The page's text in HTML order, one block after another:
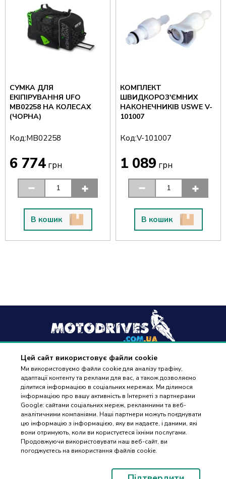
Цей сайт використовує файли cookie
Ми використовуємо файли cookie для аналізу трафіку,
адаптації контенту та реклами для вас, а також дозволяємо
ділитися інформацією в соціальних мережах. Ми ділимося
інформацією про вашу активність в Інтернеті з партнерами
Google: сайтами соціальних мереж, рекламними та веб-
аналітичними компаніями. Наші партнери можуть поєднувати
цю інформацію з інформацією, яку ви надаєте, і даними, які
вони отримують, коли ви користуєтеся їхніми послугами.
Продовжуючи використовувати наш веб-сайт, ви
погоджуєтесь на використання файлів cookie.
СУМКА ДЛЯ
ЕКІПІРУВАННЯ UFO
MB02258 НА КОЛЕСАХ
(ЧОРНА)
Код:MB02258
6 774 грн
В кошик
КОМПЛЕКТ
ШВИДКОРОЗ'ЄМНИХ
НАКОНЕЧНИКІВ USWE V-
101007
Код:V-101007
1 089 грн
В кошик
+38(096) 488 77 88
дзвінки приймаються в робочі дні з 9:00 до 18:00
Оплата та доставка
Контакти
ПІДБІР
ЗАПЧАСТИН